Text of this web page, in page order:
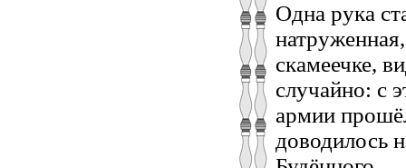
Одна рука
скамеечке,
случайно: с
армии
доводилось